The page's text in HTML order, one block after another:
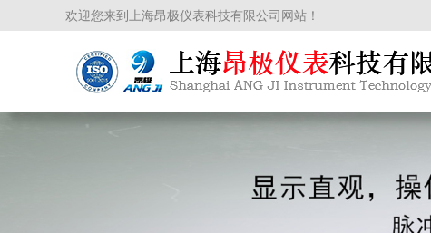
欢迎您来到上海昂极仪表科技有限公司网站！